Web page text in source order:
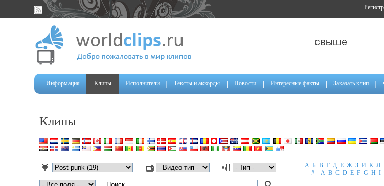
Информация Клипы Исполнители Тексты и аккорды Новости Интересные факты Заказать клип
Клипы
А Б В Г Д Е Ж З И К Л
#
A B C D E F G H I